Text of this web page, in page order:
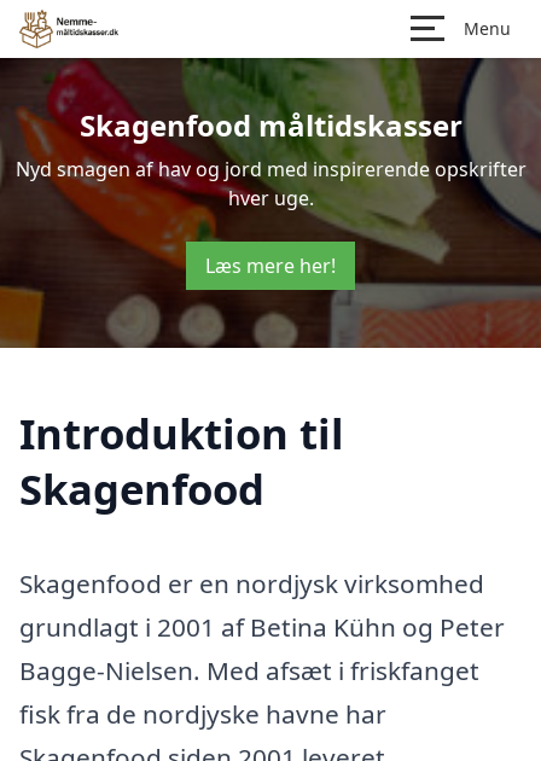
Menu
Skagenfood måltidskasser
Nyd smagen af hav og jord med inspirerende opskrifter
hver uge.
Læs mere her!
Introduktion til
Skagenfood
Skagenfood er en nordjysk virksomhed
grundlagt i 2001 af Betina Kühn og Peter
Bagge-Nielsen. Med afsæt i friskfanget
fisk fra de nordjyske havne har